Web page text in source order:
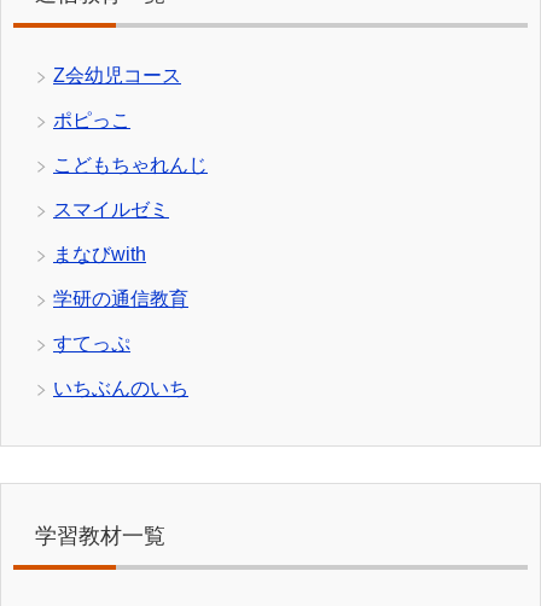
Z会幼児コース
ポピっこ
こどもちゃれんじ
スマイルゼミ
まなびwith
学研の通信教育
すてっぷ
いちぶんのいち
学習教材一覧